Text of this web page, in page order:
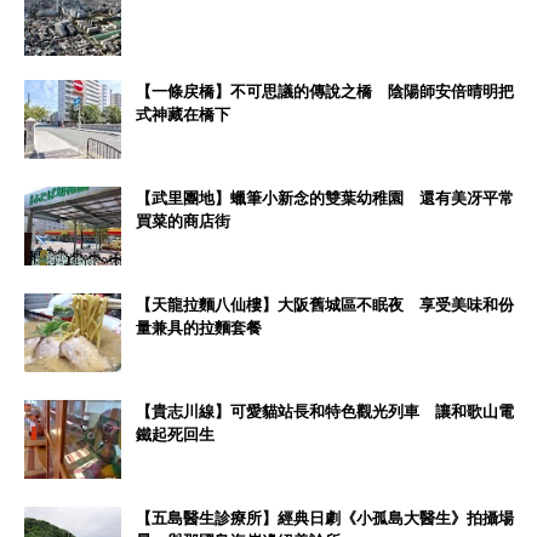
【一條戻橋】不可思議的傳說之橋 陰陽師安倍晴明把
式神藏在橋下
【武里團地】蠟筆小新念的雙葉幼稚園 還有美冴平常
買菜的商店街
【天龍拉麵八仙樓】大阪舊城區不眠夜 享受美味和份
量兼具的拉麵套餐
【貴志川線】可愛貓站長和特色觀光列車 讓和歌山電
鐵起死回生
【五島醫生診療所】經典日劇《小孤島大醫生》拍攝場